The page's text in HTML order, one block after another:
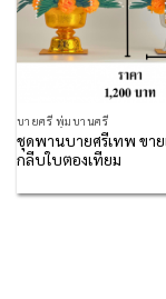
บายศรี พุ่มบานศรี
ชุดพานบายศรีเทพ ขาย
กลีบใบตองเทียม